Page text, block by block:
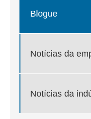
Blogue
Notícias da
Notícias da